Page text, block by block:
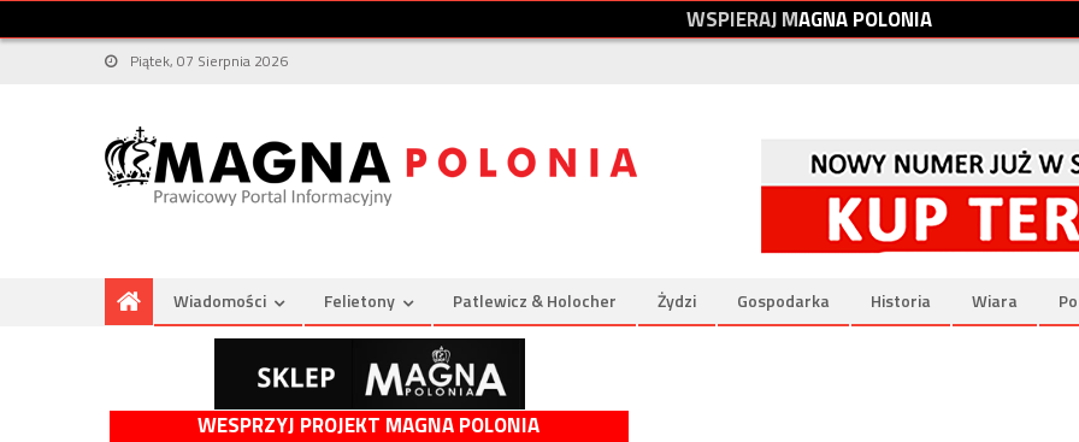
WSPIERAJMAGNAPOLONIA
Piątek, 07 Sierpnia 2026
Wiadomości Felietony Patlewicz & Holocher Żydzi Gospodarka Historia Wiara
WESPRZYJ PROJEKT MAGNA POLONIA